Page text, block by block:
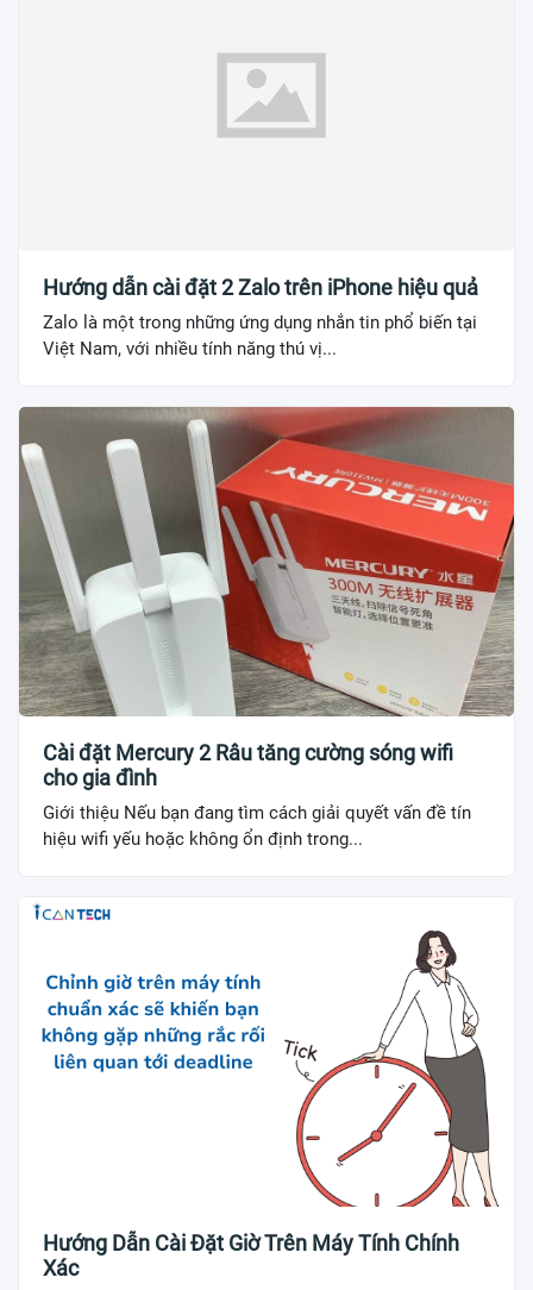
Hướng dẫn cài đặt 2 Zalo trên iPhone hiệu quả
Zalo là một trong những ứng dụng nhắn tin phổ biến tại
Việt Nam, với nhiều tính năng thú vị...
Cài đặt Mercury 2 Râu tăng cường sóng wifi
cho gia đình
Giới thiệu Nếu bạn đang tìm cách giải quyết vấn đề tín
hiệu wifi yếu hoặc không ổn định trong...
Hướng Dẫn Cài Đặt Giờ Trên Máy Tính Chính
Xác